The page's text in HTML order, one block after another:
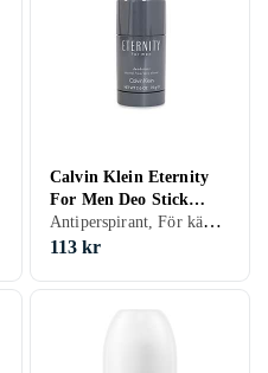
Calvin Klein Eternity
For Men Deo Stick
75ml
Antiperspirant, För känslig hud, Stift, Herr, 75 ml
113 kr